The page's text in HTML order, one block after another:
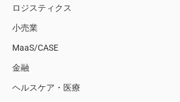
ロジスティクス
小売業
MaaS/CASE
金融
ヘルスケア・医療